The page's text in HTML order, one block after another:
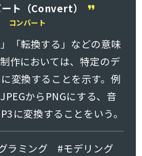
ト（Convert）
コンバート
「転換する」などの意味
作においては、特定のデ
変換することを示す。例
からPNGにする、音
に変換することをいう。
ラミング
#モデリング